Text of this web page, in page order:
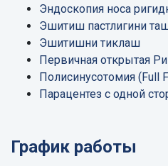
Эндоскопия носа
Эшитиш пастлигини
Эшитишни тиклаш
Первичная открытая
Полисинусотомия (Full
Парацентез с одной
График работы